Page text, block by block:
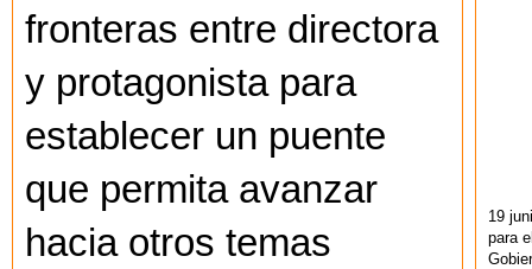
fronteras entre directora
y protagonista para
establecer un puente
que permita avanzar
hacia otros temas
19
para